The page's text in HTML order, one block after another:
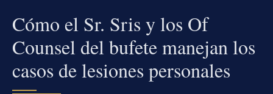
Cómo el Sr. Sris y los Of
Counsel del bufete manejan los
casos de lesiones personales